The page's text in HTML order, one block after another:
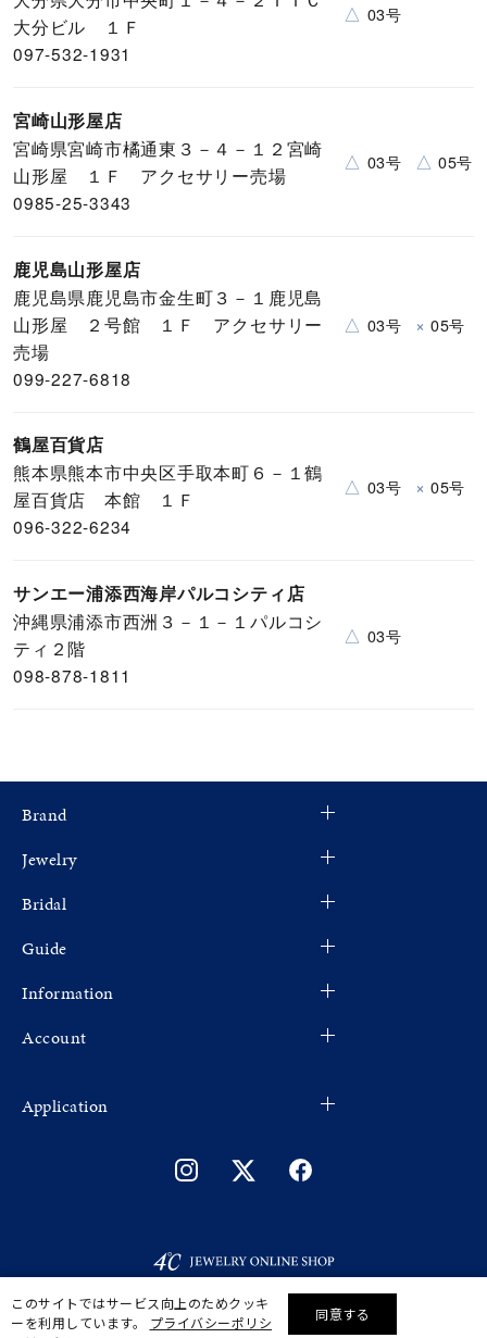
大分ビル １Ｆ
097-532-1931
△ 03号
宮崎山形屋店
宮崎県宮崎市橘通東３－４－１２宮崎
山形屋 １Ｆ アクセサリー売場
0985-25-3343
△ 03号 △ 05号
鹿児島山形屋店
鹿児島県鹿児島市金生町３－１鹿児島
山形屋 ２号館 １Ｆ アクセサリー
売場
099-227-6818
△ 03号 × 05号
鶴屋百貨店
熊本県熊本市中央区手取本町６－１鶴
屋百貨店 本館 １Ｆ
096-322-6234
△ 03号 × 05号
サンエー浦添西海岸パルコシティ店
沖縄県浦添市西洲３－１－１パルコシ
ティ２階
098-878-1811
△ 03号
Brand
Jewelry
Bridal
Guide
Information
Account
Application
このサイトではサービス向上のためクッキ
ーを利用しています。 プライバシーポリシ
同意する